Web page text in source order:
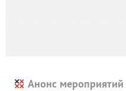
Анонс мероприятий